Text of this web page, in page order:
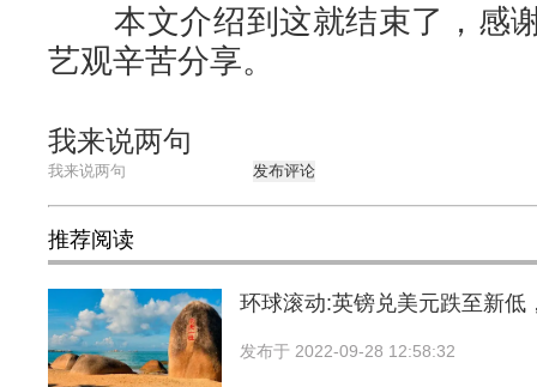
本文介绍到这就结束了，感
艺观辛苦分享。
我来说两句
发布评论
推荐阅读
环球滚动:英镑兑美元跌至新低
发布于 2022-09-28 12:58:32